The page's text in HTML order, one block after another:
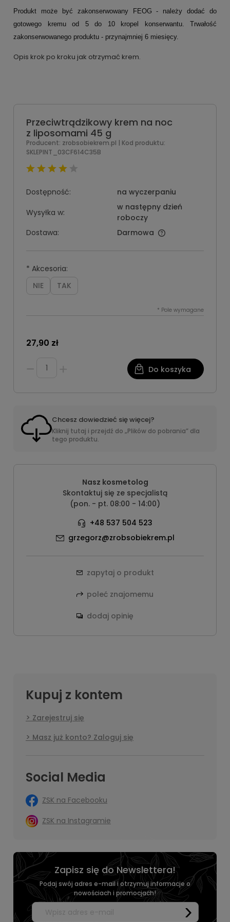
Produkt może być zakonserwowany FEOG - należy dodać do
gotowego kremu od 5 do 10 kropel konserwantu. Trwałość
zakonserwowanego produktu - przynajmniej 6 miesięcy.
Opis krok po kroku jak otrzymać krem.
Przeciwtrądzikowy krem na noc
z liposomami 45 g
Producent: zrobsobiekrem.pl | Kod produktu:
SKLEPINT_03CF614C35B
Dostępność:
na wyczerpaniu
Wysyłka w:
w następny dzień
roboczy
Dostawa:
Darmowa
* Akcesoria:
NIE
TAK
* Pole wymagane
27,90 zł
Do koszyka
Chcesz dowiedzieć się więcej?
Kliknij tutaj i przejdź do „Plików do pobrania” dla
tego produktu.
Nasz kosmetolog
Skontaktuj się ze specjalistą
(pon. - pt. 08:00 - 14:00)
+48 537 504 523
grzegorz@zrobsobiekrem.pl
zapytaj o produkt
poleć znajomemu
dodaj opinię
Kupuj z kontem
Zarejestruj się
Masz już konto? Zaloguj się
Social Media
ZSK na Facebooku
ZSK na Instagramie
Zapisz się do Newslettera!
Podaj swój adres e-mail i otrzymuj informacje o
nowościach i promocjach!